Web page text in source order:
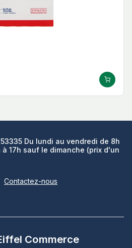
Du lundi au vendredi de 8h
17h sauf le dimanche (prix d'un
Contactez-nous
Commerce